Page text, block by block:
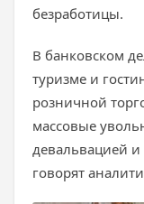
безработицы.
В банковском
туризме и
розничной
массовые
девальвацией и
говорят